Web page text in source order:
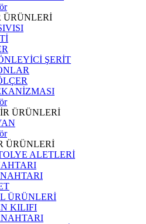
ÜRÜNLERİ
ŞERİT
ÜRÜNLERİ
ÜRÜNLERİ
ALETLERİ
ÜRÜNLERİ
KILIFI